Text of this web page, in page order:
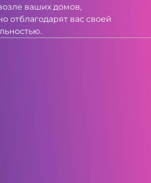
ваших домов,
отблагодарят вас своей